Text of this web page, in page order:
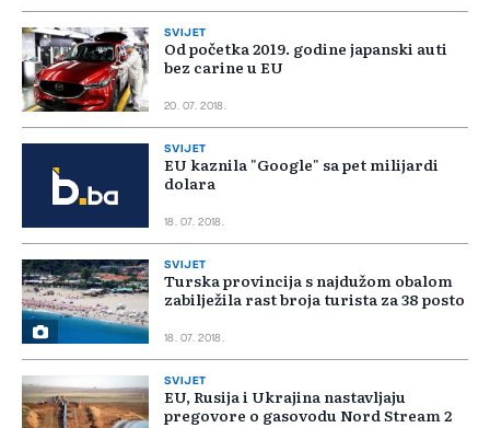
SVIJET
Od početka 2019. godine japanski auti
bez carine u EU
20. 07. 2018.
SVIJET
EU kaznila "Google" sa pet milijardi
dolara
18. 07. 2018.
SVIJET
Turska provincija s najdužom obalom
zabilježila rast broja turista za 38 posto
18. 07. 2018.
SVIJET
EU, Rusija i Ukrajina nastavljaju
pregovore o gasovodu Nord Stream 2